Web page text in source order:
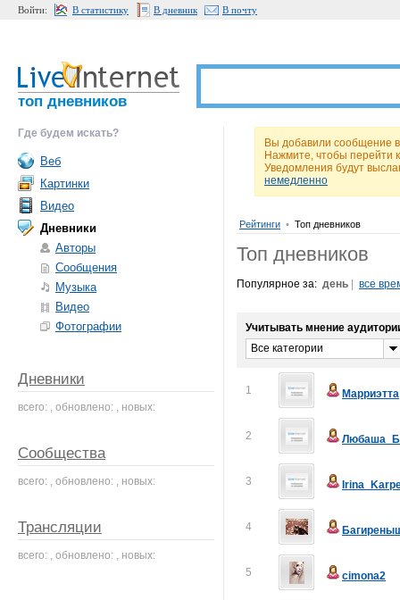
Войти: В статистику В дневник В почту
топ дневников
Вы добавили сообщение
Нажмите, чтобы перейти
Уведомления будут
немедленно
Рейтинги • Топ дневников
Топ дневников
Популярное за: день все
Учитывать мнение
Все категории
1 Марриэтта
2
3
4
5 cimona2
Где будем искать?
Веб
Картинки
Видео
Дневники
Авторы
Сообщения
Музыка
Видео
Фотографии
Дневники
всего: , обновлено: , новых:
Сообщества
всего: , обновлено: , новых:
Трансляции
всего: , обновлено: , новых: